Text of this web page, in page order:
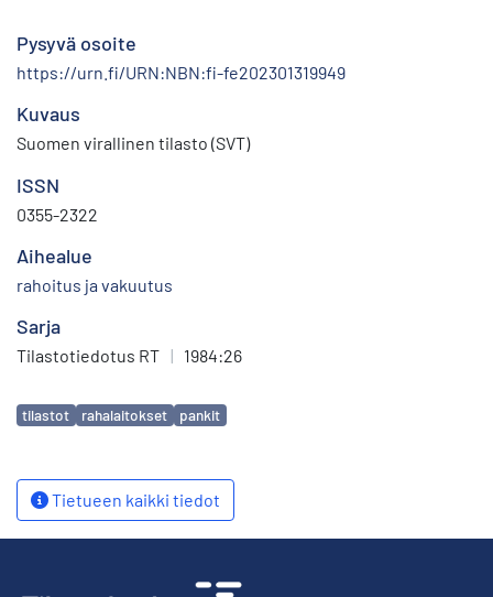
Pysyvä osoite
https://urn.fi/URN:NBN:fi-fe202301319949
Kuvaus
Suomen virallinen tilasto (SVT)
ISSN
0355-2322
Aihealue
rahoitus ja vakuutus
Sarja
Tilastotiedotus RT | 1984:26
Avainsanat
tilastot rahalaitokset pankit
Tietueen kaikki tiedot